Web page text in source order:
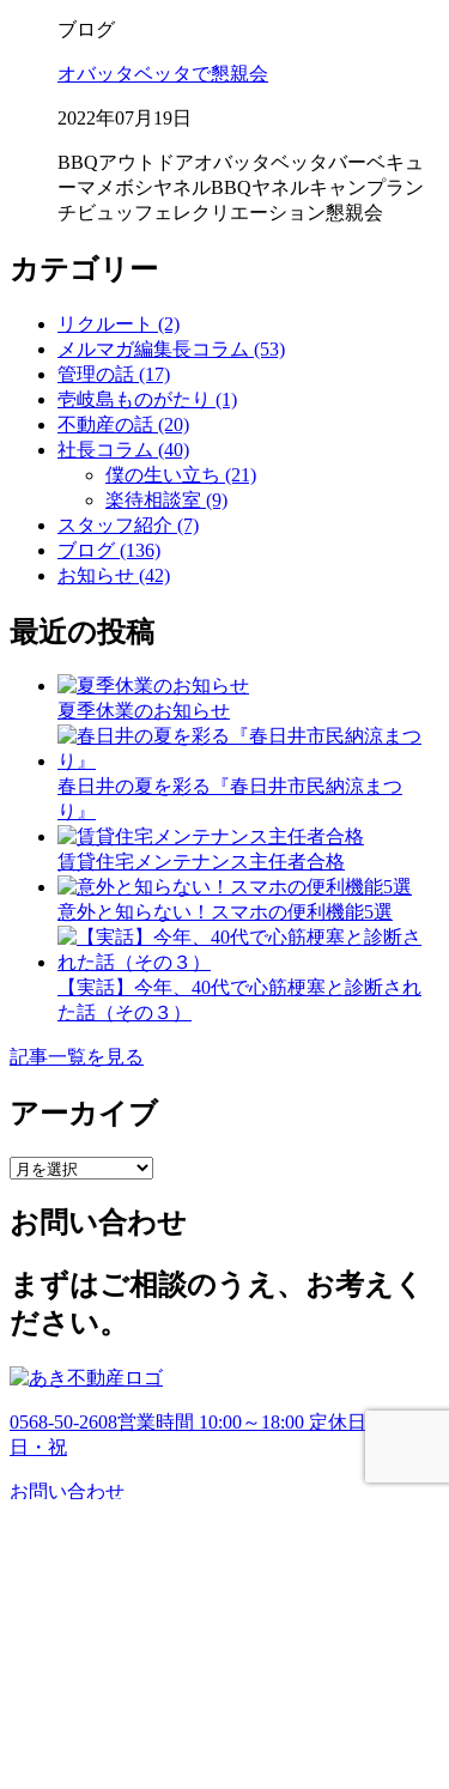
ブログ
オバッタベッタで懇親会
2022年07月19日
BBQアウトドアオバッタベッタバーベキュ
ーマメボシヤネルBBQヤネルキャンプラン
チビュッフェ レクリエーション懇親会
カテゴリー
リクルート (2)
メルマガ編集長コラム (53)
管理の話 (17)
壱岐島ものがたり (1)
不動産の話 (20)
社長コラム (40)
僕の生い立ち (21)
楽待相談室 (9)
スタッフ紹介 (7)
ブログ (136)
お知らせ (42)
最近の投稿
夏季休業のお知らせ
春日井の夏を彩る『春日井市民納涼まつ
り』
賃貸住宅メンテナンス主任者合格
意外と知らない！スマホの便利機能5選
【実話】今年、40代で心筋梗塞と診断され
た話（その３）
記事一覧を見る
アーカイブ
ア
カ
イ
ブ
お問い合わせ
まずはご相談のうえ、お考えく
ださい。
0568-50-2608営業時間 10:00～18:00 定休日 土・
日・祝
お問い合わせ